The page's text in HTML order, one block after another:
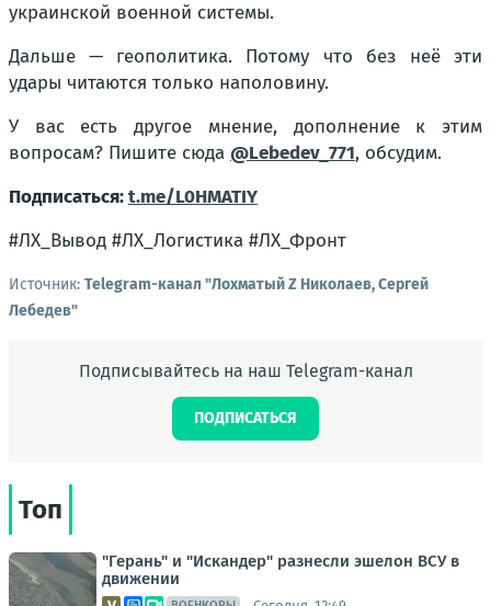
украинской военной системы.
Дальше — геополитика. Потому что без неё эти
удары читаются только наполовину.
У вас есть другое мнение, дополнение к этим
вопросам? Пишите сюда @Lebedev_771, обсудим.
Подписаться:t.me/L0HMATIY
#ЛХ_Вывод #ЛХ_Логистика #ЛХ_Фронт
Источник: Telegram-канал "Лохматый Z Николаев, Сергей
Лебедев"
Подписывайтесь на наш Telegram-канал
ПОДПИСАТЬСЯ
Топ
"Герань" и "Искандер" разнесли эшелон ВСУ в
движении